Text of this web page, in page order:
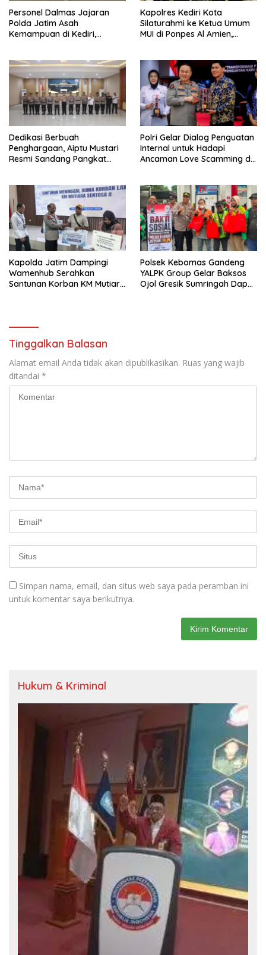
Personel Dalmas Jajaran
Polda Jatim Asah
Kemampuan di Kediri,
Kamtibmas
Kapolres Kediri Kota
Silaturahmi ke Ketua Umum
MUI di Ponpes Al Amien,
Dedikasi Berbuah
Penghargaan, Aiptu Mustari
Resmi Sandang Pangkat
Polri Gelar Dialog Penguatan
Internal untuk Hadapi
Ancaman Love Scamming di
Kapolda Jatim Dampingi
Wamenhub Serahkan
Santunan Korban KM Mutiara
Polsek Kebomas Gandeng
YALPK Group Gelar Baksos
Ojol Gresik Sumringah Dapat
Tinggalkan Balasan
Alamat email Anda tidak akan dipublikasikan. Ruas yang wajib
ditandai *
Simpan nama, email, dan situs web saya pada peramban ini
untuk komentar saya berikutnya.
Hukum & Kriminal